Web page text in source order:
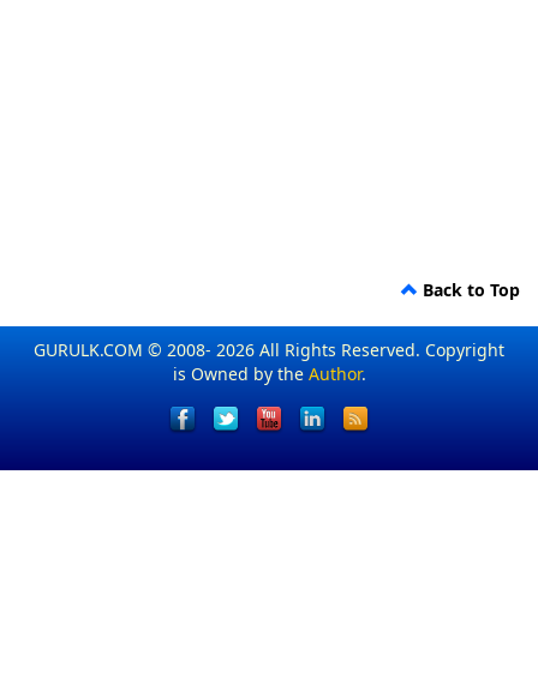
Back to Top
GURULK.COM © 2008- 2026 All Rights Reserved. Copyright
is Owned by the Author.